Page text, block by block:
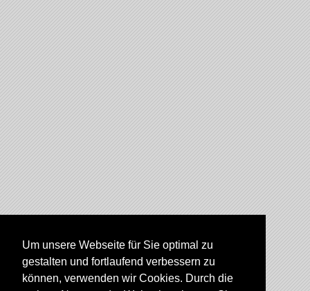
Um unsere Webseite für Sie optimal zu
gestalten und fortlaufend verbessern zu
können, verwenden wir Cookies. Durch die